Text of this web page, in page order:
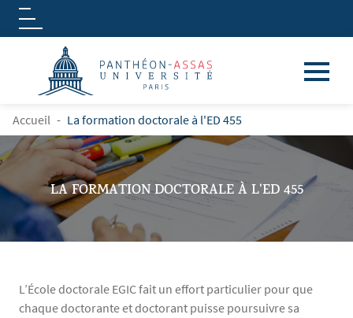
Aller au contenu principal
Logo
FIL D'ARIANE
Accueil La formation doctorale à l'ED 455
LA FORMATION DOCTORALE À L'ED 455
L’École doctorale EGIC fait un effort particulier pour que
chaque doctorante et doctorant puisse poursuivre sa